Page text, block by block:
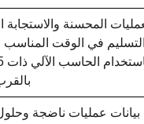
المحسنة والاستجابة
التسليم في الوقت المناسب
بيانات عمليات ناضجة